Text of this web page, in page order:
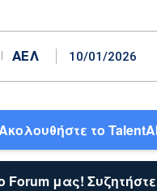
ΑΕΛ 10/01/2026
Ακολουθήστε το
Forum μας!